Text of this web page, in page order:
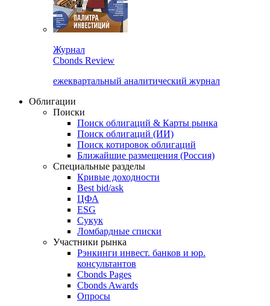
Журнал
Cbonds Review
ежеквартальный аналитический журнал
Облигации
Поиски
Поиск облигаций & Карты рынка
Поиск облигаций (ИИ)
Поиск котировок облигаций
Ближайшие размещения (Россия)
Специальные разделы
Кривые доходности
Best bid/ask
ЦФА
ESG
Сукук
Ломбардные списки
Участники рынка
Рэнкинги инвест. банков и юр.
консультантов
Cbonds Pages
Cbonds Awards
Опросы